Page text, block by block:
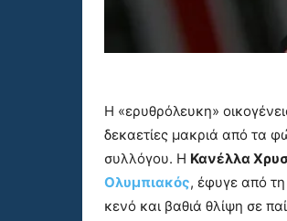
Η «ερυθρόλευκη»
δεκαετίες μακριά από τα
συλλόγου. Η Κανέλλα
Ολυμπιακός, έφυγε από
κενό και βαθιά θλίψη σε